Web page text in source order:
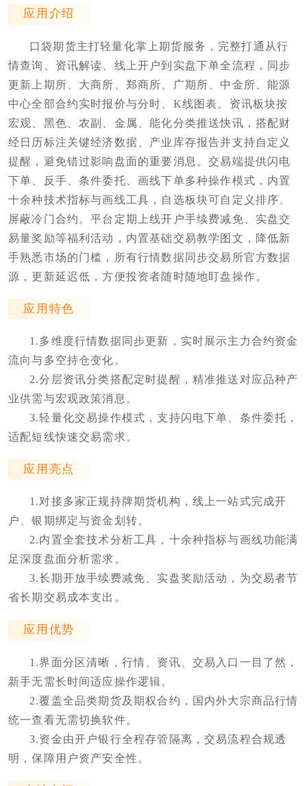
应用介绍
口袋期货主打轻量化掌上期货服务，完整打通从行
情查询、资讯解读、线上开户到实盘下单全流程，同步
更新上期所、大商所、郑商所、广期所、中金所、能源
中心全部合约实时报价与分时、K线图表。资讯板块按
宏观、黑色、农副、金属、能化分类推送快讯，搭配财
经日历标注关键经济数据、产业库存报告并支持自定义
提醒，避免错过影响盘面的重要消息。交易端提供闪电
下单、反手、条件委托、画线下单多种操作模式，内置
十余种技术指标与画线工具，自选板块可自定义排序、
屏蔽冷门合约。平台定期上线开户手续费减免、实盘交
易量奖励等福利活动，内置基础交易教学图文，降低新
手熟悉市场的门槛，所有行情数据同步交易所官方数据
源，更新延迟低，方便投资者随时随地盯盘操作。
应用特色
1.多维度行情数据同步更新，实时展示主力合约资金
流向与多空持仓变化。
2.分层资讯分类搭配定时提醒，精准推送对应品种产
业供需与宏观政策消息。
3.轻量化交易操作模式，支持闪电下单、条件委托，
适配短线快速交易需求。
应用亮点
1.对接多家正规持牌期货机构，线上一站式完成开
户、银期绑定与资金划转。
2.内置全套技术分析工具，十余种指标与画线功能满
足深度盘面分析需求。
3.长期开放手续费减免、实盘奖励活动，为交易者节
省长期交易成本支出。
应用优势
1.界面分区清晰，行情、资讯、交易入口一目了然，
新手无需长时间适应操作逻辑。
2.覆盖全品类期货及期权合约，国内外大宗商品行情
统一查看无需切换软件。
3.资金由开户银行全程存管隔离，交易流程合规透
明，保障用户资产安全性。